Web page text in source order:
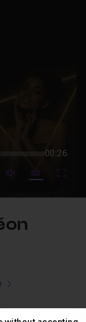
00:26
mute video
Subtitles